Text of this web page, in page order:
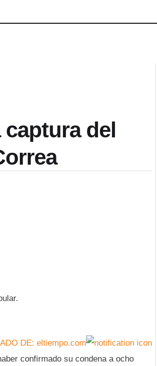
del
DE: eltiempo.com
confirmado su condena a ocho